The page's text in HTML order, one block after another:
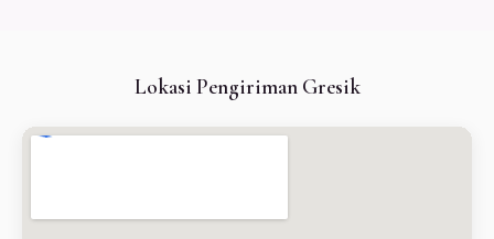
Lokasi Pengiriman Gresik